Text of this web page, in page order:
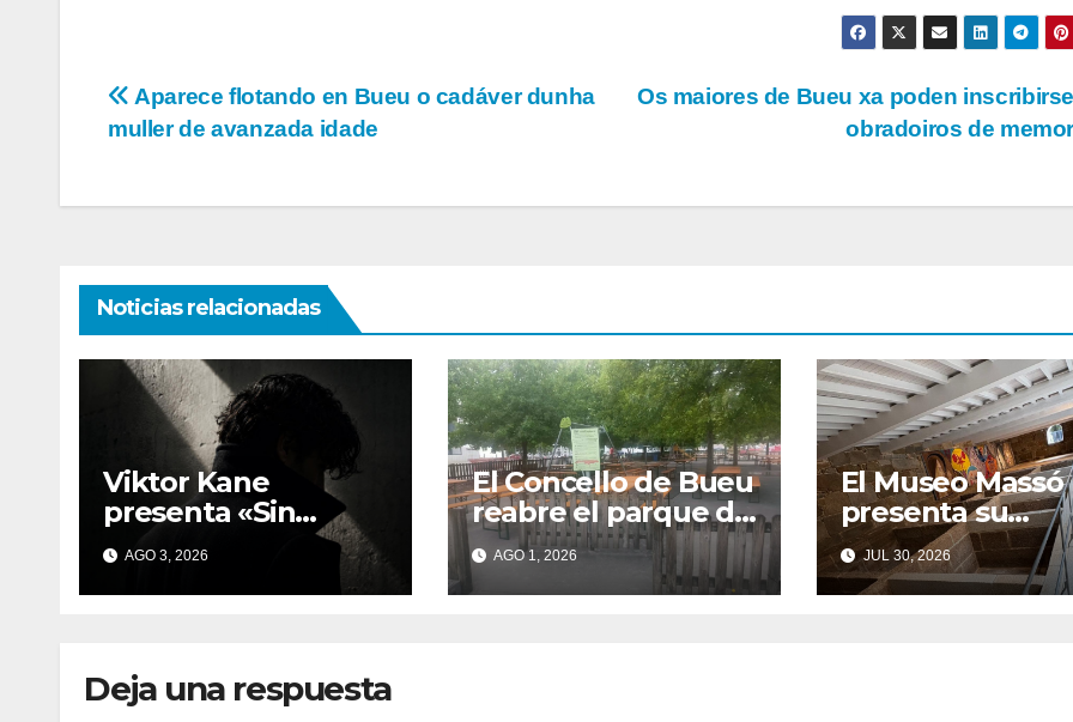
Navegación
entradas
Os maiores de Bueu xa poden
obradoiros de
Aparece flotando en Bueu o cadáver dunha
muller de avanzada idade
Noticias relacionadas
Viktor Kane
presenta «Sin
testigos»: una
experiencia
inmersiva que
literaria en Bueu
AGO 3, 2026
El Concello de Bueu
reabre el parque de
As Lagoas tras las
quejas vecinales
por su cierre
AGO 1, 2026
El Museo Massó
presenta su
programación
verano
JUL 30, 2026
Deja una respuesta